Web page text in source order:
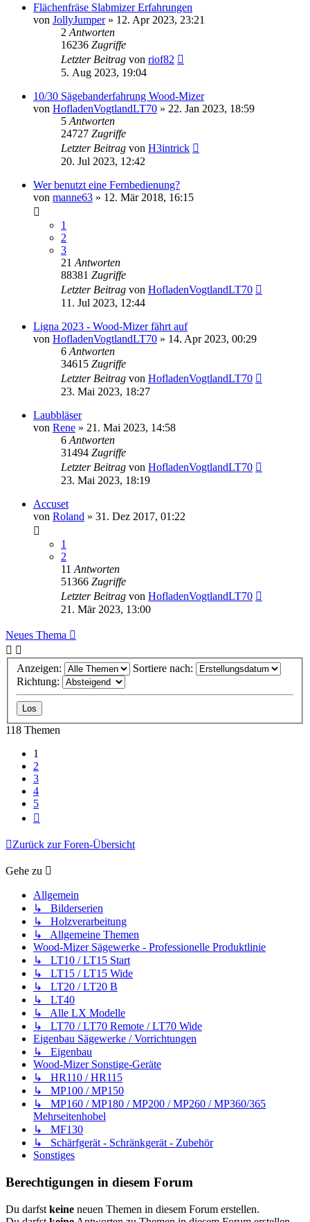
Flächenfräse Slabmizer Erfahrungen
von JollyJumper» 12. Apr 2023, 23:21
2 Antworten
16236 Zugriffe
Letzter Beitrag von riof82
5. Aug 2023, 19:04
10/30 Sägebanderfahrung Wood-Mizer
von HofladenVogtlandLT70 » 22. Jan 2023, 18:59
5 Antworten
24727 Zugriffe
Letzter Beitrag von H3intrick
20. Jul 2023, 12:42
Wer benutzt eine Fernbedienung?
von manne63 » 12. Mär 2018, 16:15
1
2
3
21 Antworten
88381 Zugriffe
Letzter Beitrag von HofladenVogtlandLT70
11. Jul 2023, 12:44
Ligna 2023 - Wood-Mizer fährt auf
von HofladenVogtlandLT70 » 14. Apr 2023, 00:29
6 Antworten
34615 Zugriffe
Letzter Beitrag von HofladenVogtlandLT70
23. Mai 2023, 18:27
Laubbläser
von Rene » 21. Mai 2023, 14:58
6 Antworten
31494 Zugriffe
Letzter Beitrag von HofladenVogtlandLT70
23. Mai 2023, 18:19
Accuset
von Roland » 31. Dez 2017, 01:22
1
2
11 Antworten
51366 Zugriffe
Letzter Beitrag von HofladenVogtlandLT70
21. Mär 2023, 13:00
Neues Thema
Anzeigen:
Sortiere nach:
Richtung:
118 Themen
1
2
3
4
5
Zurück zur Foren-Übersicht
Gehe zu
Allgemein
↳ Bilderserien
↳ Holzverarbeitung
↳ Allgemeine Themen
Wood-Mizer Sägewerke - Professionelle Produktlinie
↳ LT10 / LT15 Start
↳ LT15 / LT15 Wide
↳ LT20 / LT20 B
↳ LT40
↳ Alle LX Modelle
↳ LT70 / LT70 Remote / LT70 Wide
Eigenbau Sägewerke / Vorrichtungen
↳ Eigenbau
Wood-Mizer Sonstige-Geräte
↳ HR110 / HR115
↳ MP100 / MP150
↳ MP160 / MP180 / MP200 / MP260 / MP360/365
Mehrseitenhobel
↳ MF130
↳ Schärfgerät - Schränkgerät - Zubehör
Sonstiges
Berechtigungen in diesem Forum
Du darfst keine neuen Themen in diesem Forum erstellen.